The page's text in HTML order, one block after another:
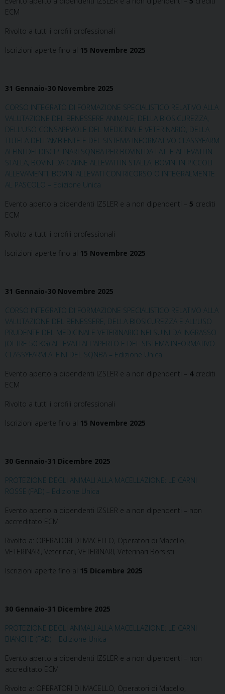
ECM
Rivolto a tutti i profili professionali
Iscrizioni aperte fino al 15 Novembre 2025
31 Gennaio-30 Novembre 2025
CORSO INTEGRATO DI FORMAZIONE SPECIALISTICO RELATIVO ALLA
VALUTAZIONE DEL BENESSERE ANIMALE, DELLA BIOSICUREZZA,
DELL’USO CONSAPEVOLE DEL MEDICINALE VETERINARIO, DELLA
TUTELA DELL’AMBIENTE E DEL SISTEMA INFORMATIVO CLASSYFARM
AI FINI DEI DISCIPLINARI SQNBA PER BOVINI DA LATTE ALLEVATI IN
STALLA, BOVINI DA CARNE ALLEVATI IN STALLA, BOVINI IN PICCOLI
ALLEVAMENTI, BOVINI ALLEVATI CON RICORSO O INTEGRALMENTE
AL PASCOLO – Edizione Unica
Evento aperto a dipendenti IZSLER e a non dipendenti – 5 crediti
ECM
Rivolto a tutti i profili professionali
Iscrizioni aperte fino al 15 Novembre 2025
31 Gennaio-30 Novembre 2025
CORSO INTEGRATO DI FORMAZIONE SPECIALISTICO RELATIVO ALLA
VALUTAZIONE DEL BENESSERE, DELLA BIOSICUREZZA E ALL’USO
PRUDENTE DEL MEDICINALE VETERINARIO NEI SUINI DA INGRASSO
(OLTRE 50 KG) ALLEVATI ALL’APERTO E DEL SISTEMA INFORMATIVO
CLASSYFARM AI FINI DEL SQNBA – Edizione Unica
Evento aperto a dipendenti IZSLER e a non dipendenti – 4crediti
ECM
Rivolto a tutti i profili professionali
Iscrizioni aperte fino al 15 Novembre 2025
30 Gennaio-31 Dicembre 2025
PROTEZIONE DEGLI ANIMALI ALLA MACELLAZIONE: LE CARNI
ROSSE (FAD) – Edizione Unica
Evento aperto a dipendenti IZSLER e a non dipendenti – non
accreditato ECM
Rivolto a: OPERATORI DI MACELLO, Operatori di Macello,
VETERINARI, Veterinari, VETERINARI, Veterinari Borsisti
Iscrizioni aperte fino al 15 Dicembre 2025
30 Gennaio-31 Dicembre 2025
PROTEZIONE DEGLI ANIMALI ALLA MACELLAZIONE: LE CARNI
BIANCHE (FAD) – Edizione Unica
Evento aperto a dipendenti IZSLER e a non dipendenti – non
accreditato ECM
Rivolto a: OPERATORI DI MACELLO, Operatori di Macello,